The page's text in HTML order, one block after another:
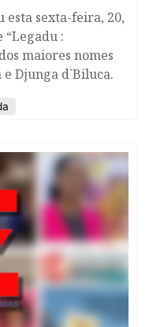
esta sexta-feira, 20,
:
maiores nomes
Djunga d`Biluca.